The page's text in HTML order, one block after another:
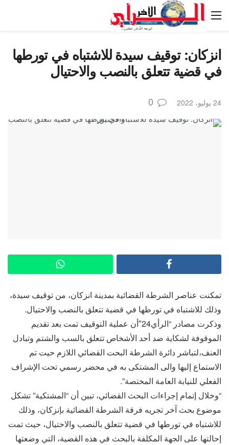
انزكان: توقيف سيدة للاشتباه في تورطها
في قضية تتعلق بالنصب والاحتيال
24 يوليو، 2022 0
تمكنت عناصر الشرطة القضائية بمدينة انزكان، من توقيف سيدة،
وذلك للاشتباه في تورطها في قضية تتعلق بالنصب والاحتيال.
وذكرت مصادر “الرأي24″أن عملية التوقيف تمت بعد تقديم
الموقوفة لشكاية ضد أحد الأشخاص تتعلق بالسب والشتم وتبادل
العنف،لتباشر دائرة الشرطة البحت القضائي اللازم حيت تم
الاستماع إليها والى المشتكى به في محضر رسمي تحت الإشراف
الفعلي للنيابة العامة المختصة”.
“وخلال إتمام إجراءات البحث القضائي، تبين أن “المشتكية” تشكل
موضوع بحث آخر تجريه فرقة الشرطة القضائية بإنزكان، وذلك
للاشتباه في تورطها في قضية تتعلق بالنصب والاحتيال، حيث تمت
إحالتها على الجهة المكلفة بالبحث في هذه القضية، التي وضعتها